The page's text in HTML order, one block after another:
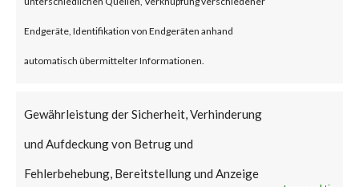
Endgeräte, Identifikation von Endgeräten anhand
automatisch übermittelter Informationen.
Gewährleistung der Sicherheit, Verhinderung
und Aufdeckung von Betrug und
Fehlerbehebung, Bereitstellung und Anzeige
machines. Fantasy wiper was
reportedly executed using a
malware named “Sandals”.
Sandals malware leverages
credentials and hostnames